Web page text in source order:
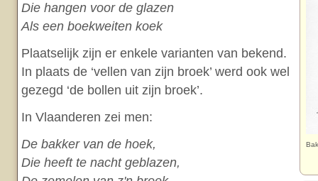
Die hangen voor de glazen
Als een boekweiten koek
Plaatselijk zijn er enkele varianten van bekend.
In plaats de ‘vellen van zijn broek’ werd ook wel
gezegd ‘de bollen uit zijn broek’.
In Vlaanderen zei men:
De bakker van de hoek,
Die heeft te nacht geblazen,